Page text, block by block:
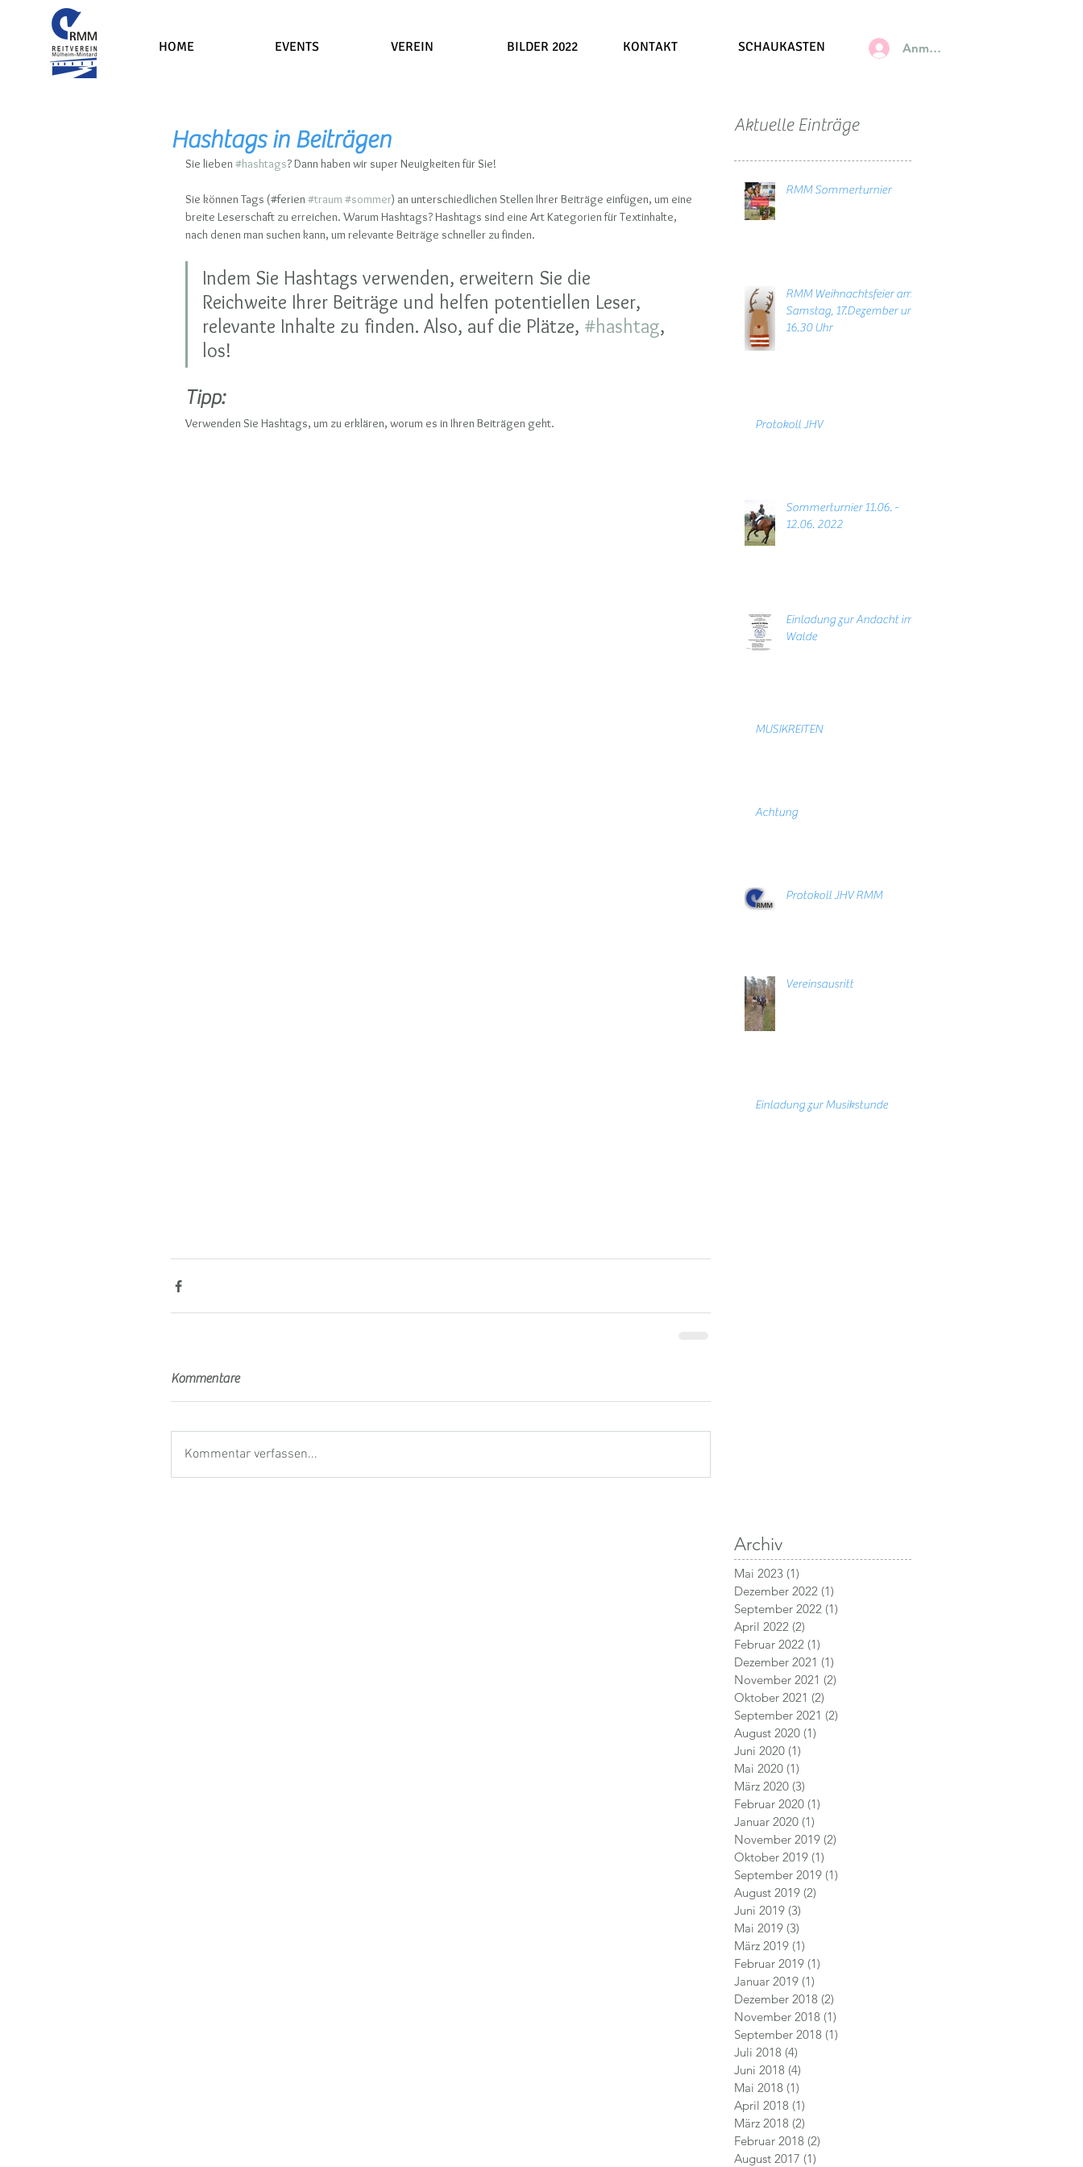
HOME EVENTS VEREIN BILDER 2022 KONTAKT SCHAUKASTEN Anmelden
Hashtags in Beiträgen
Sie lieben #hashtags? Dann haben wir super Neuigkeiten für Sie!
Sie können Tags (#ferien #traum #sommer) an unterschiedlichen Stellen Ihrer Beiträge einfügen, um eine
breite Leserschaft zu erreichen. Warum Hashtags? Hashtags sind eine Art Kategorien für Textinhalte,
nach denen man suchen kann, um relevante Beiträge schneller zu finden.
Indem Sie Hashtags verwenden, erweitern Sie die
Reichweite Ihrer Beiträge und helfen potentiellen Leser,
relevante Inhalte zu finden. Also, auf die Plätze, #hashtag,
los!
Tipp:
Verwenden Sie Hashtags, um zu erklären, worum es in Ihren Beiträgen geht.
Kommentare
Kommentar verfassen...
Aktuelle Einträge
RMM Sommerturnier
RMM Weihnachtsfeier am
Samstag, 17.Dezember um
16.30 Uhr
Protokoll JHV
Sommerturnier 11.06. -
12.06. 2022
Einladung zur Andacht im
Walde
MUSIKREITEN
Achtung
Protokoll JHV RMM
Vereinsausritt
Einladung zur Musikstunde
Archiv
Mai 2023 (1)
Dezember 2022 (1)
September 2022 (1)
April 2022 (2)
Februar 2022 (1)
Dezember 2021 (1)
November 2021 (2)
Oktober 2021 (2)
September 2021 (2)
August 2020 (1)
Juni 2020 (1)
Mai 2020 (1)
März 2020 (3)
Februar 2020 (1)
Januar 2020 (1)
November 2019 (2)
Oktober 2019 (1)
September 2019 (1)
August 2019 (2)
Juni 2019 (3)
Mai 2019 (3)
März 2019 (1)
Februar 2019 (1)
Januar 2019 (1)
Dezember 2018 (2)
November 2018 (1)
September 2018 (1)
Juli 2018 (4)
Juni 2018 (4)
Mai 2018 (1)
April 2018 (1)
März 2018 (2)
Februar 2018 (2)
August 2017 (1)